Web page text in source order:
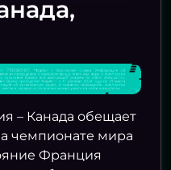
1
– Канада обещает
чемпионате мира
Франция